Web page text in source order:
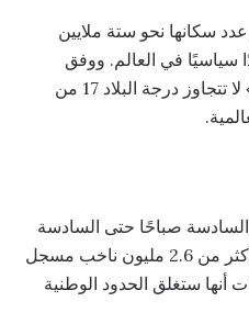
عدد سكانها نحو ستة ملايين
سياسيًا في العالم. ووفق
تصنيف منظمة «فريدوم هاوس» لا تتجاوز درجة البلاد 17 من
صباحًا حتى السادسة
مساءً بالتوقيت المحلي، ويحق لأكثر من 2.6 مليون ناخب مسجل
أنها ستغلق الحدود الوطنية